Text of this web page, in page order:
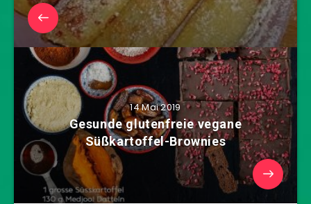
14 Mai 2019
Gesunde glutenfreie vegane
Süßkartoffel-Brownies